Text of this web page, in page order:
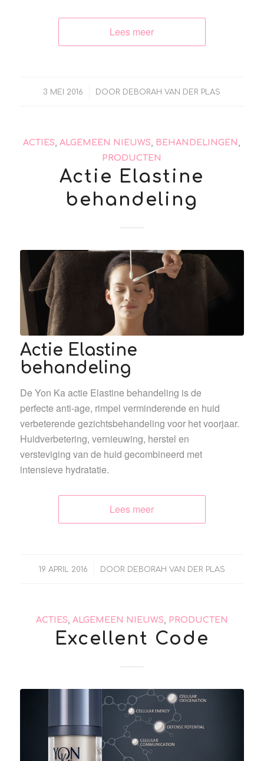
Lees meer
3 MEI 2016
/ DOOR DEBORAH VAN DER PLAS
ACTIES,ALGEMEEN NIEUWS, BEHANDELINGEN ,
PRODUCTEN
Actie Elastine
behandeling
Actie Elastine
behandeling
De Yon Ka actie Elastine behandeling is de
perfecte anti-age, rimpel verminderende en huid
verbeterende gezichtsbehandeling voor het voorjaar.
Huidverbetering, vernieuwing, herstel en
versteviging van de huid gecombineerd met
intensieve hydratatie.
Lees meer
19 APRIL 2016
/ DOOR DEBORAH VAN DER PLAS
ACTIES, ALGEMEEN NIEUWS, PRODUCTEN
Excellent Code